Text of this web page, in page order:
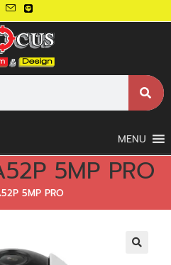
MENU
5MP PRO
5MP PRO